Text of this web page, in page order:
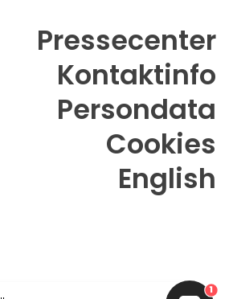
Pressecenter
Kontaktinfo
Persondata
Cookies
English
1